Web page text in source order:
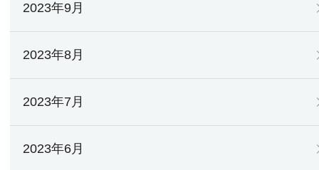
2023年9月
2023年8月
2023年7月
2023年6月